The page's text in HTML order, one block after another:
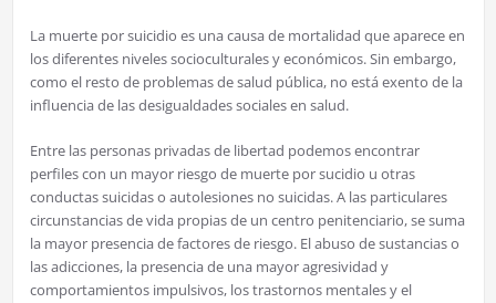
La muerte por suicidio es una causa de mortalidad que aparece en
los diferentes niveles socioculturales y económicos. Sin embargo,
como el resto de problemas de salud pública, no está exento de la
influencia de las desigualdades sociales en salud.
Entre las personas privadas de libertad podemos encontrar
perfiles con un mayor riesgo de muerte por sucidio u otras
conductas suicidas o autolesiones no suicidas. A las particulares
circunstancias de vida propias de un centro penitenciario, se suma
la mayor presencia de factores de riesgo. El abuso de sustancias o
las adicciones, la presencia de una mayor agresividad y
comportamientos impulsivos, los trastornos mentales y el